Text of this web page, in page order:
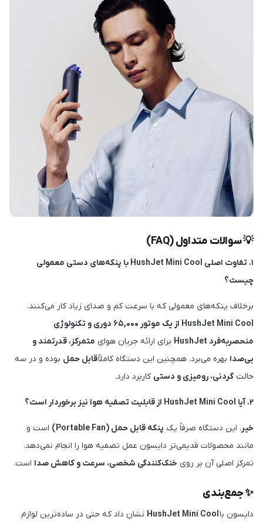
💡 سوالات متداول (FAQ)
۱. تفاوت اصلی HushJet Mini Cool با پنکه‌های دستی معمولی
چیست؟
برخلاف پنکه‌های معمولی که با سرعت کم و صدای زیاد کار می‌کنند،
HushJet Mini Cool از یک موتور ۶۵,۰۰۰ دوری و تکنولوژی
منحصربه‌فرد HushJet
برای ارائه جریان هوای متمرکز، قدرتمند و
بی‌صدا بهره می‌برد. همچنین این دستگاه کاملاًقابل حمل بوده و در سه
حالت گردنی، رومیزی و دستی کاربرد دارد.
۲. آیا HushJet Mini Cool از قابلیت تصفیه هوا نیز برخوردار است؟
خیر، این دستگاه صرفاً یک پنکه قابل حمل (Portable Fan)
است و
مانند محصولات قدیمی‌تر دایسون عمل تصفیه هوا را انجام نمی‌دهد.
تمرکز اصلی آن بر روی خنک‌کنندگی شخصی، سرعت و کاهش صدا است.
✨ جمع‌بندی
دایسون با
نشان داد که حتی در ساده‌ترین لوازم